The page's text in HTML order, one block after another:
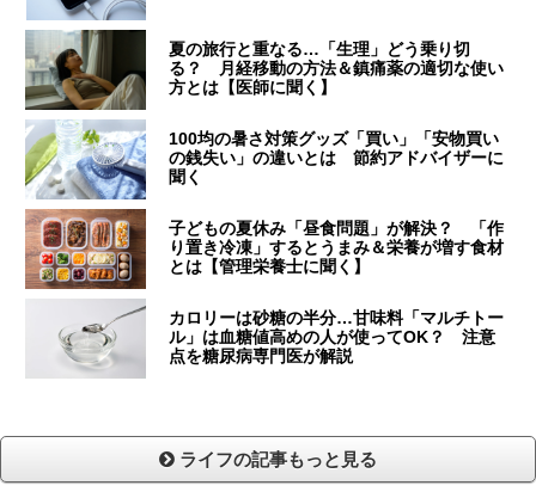
夏の旅行と重なる…「生理」どう乗り切
る？ 月経移動の方法＆鎮痛薬の適切な使い
方とは【医師に聞く】
100均の暑さ対策グッズ「買い」「安物買い
の銭失い」の違いとは 節約アドバイザーに
聞く
子どもの夏休み「昼食問題」が解決？ 「作
り置き冷凍」するとうまみ＆栄養が増す食材
とは【管理栄養士に聞く】
カロリーは砂糖の半分…甘味料「マルチトー
ル」は血糖値高めの人が使ってOK？ 注意
点を糖尿病専門医が解説
ライフの記事もっと見る